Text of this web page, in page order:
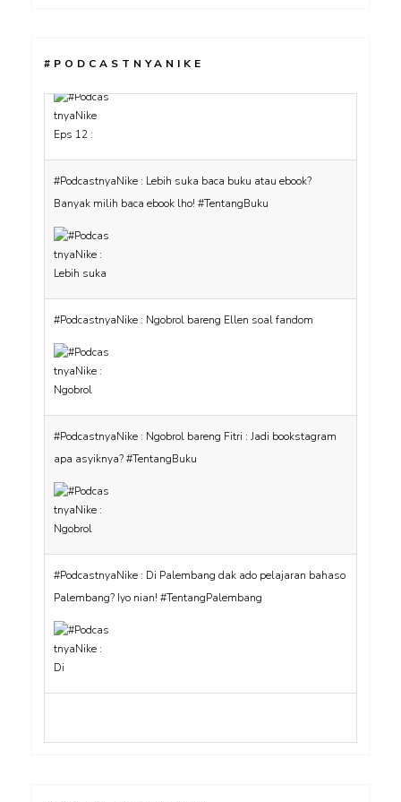
#PODCASTNYANIKE
#PodcastnyaNike : Lebih suka baca buku atau ebook?
Banyak milih baca ebook lho! #TentangBuku
#PodcastnyaNike : Ngobrol bareng Ellen soal fandom
#PodcastnyaNike : Ngobrol bareng Fitri : Jadi bookstagram
apa asyiknya? #TentangBuku
#PodcastnyaNike : Di Palembang dak ado pelajaran bahaso
Palembang? Iyo nian! #TentangPalembang
#PodcastnyaNike Eps 12 : Reading Slump beneran ada!